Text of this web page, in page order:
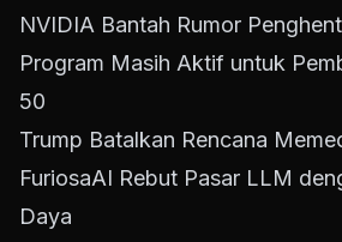
NVIDIA Bantah Rumor
Program Masih Aktif untuk
50
Trump Batalkan Rencana
FuriosaAI Rebut Pasar LLM
Daya